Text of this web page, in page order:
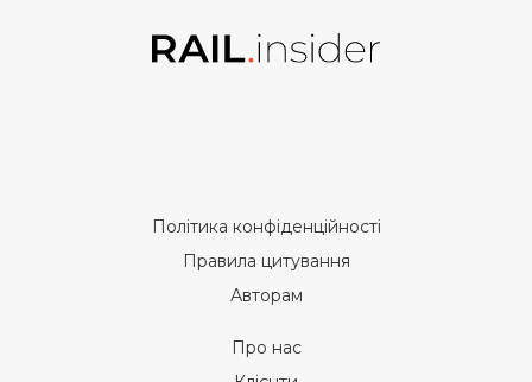
Політика конфіденційності
Правила цитування
Авторам
Про нас